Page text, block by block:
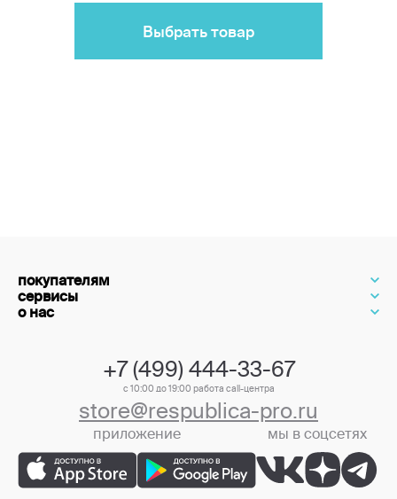
Выбрать товар
покупателям
сервисы
о нас
+7 (499) 444-33-67
с 10:00 до 19:00 работа call-центра
store@respublica-pro.ru
приложение мы в соцсетях